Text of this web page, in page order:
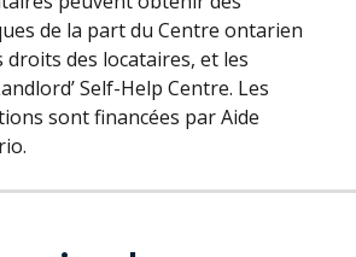
de la part du Centre ontarien
droits des locataires, et les
Self-Help Centre. Les
sont financées par Aide